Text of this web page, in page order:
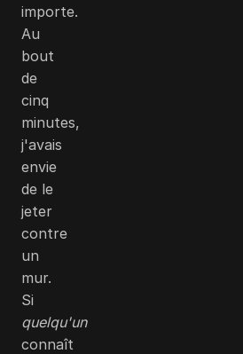
importe.
Au
bout
de
cinq
minutes,
j'avais
envie
de le
jeter
contre
un
mur.
Si
quelqu'un
connaît